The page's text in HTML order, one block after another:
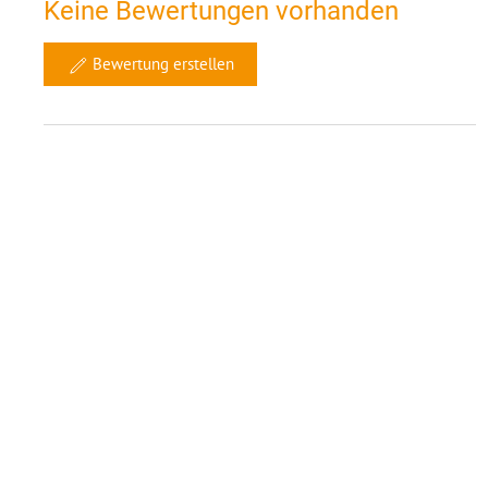
Keine Bewertungen vorhanden
Bewertung erstellen